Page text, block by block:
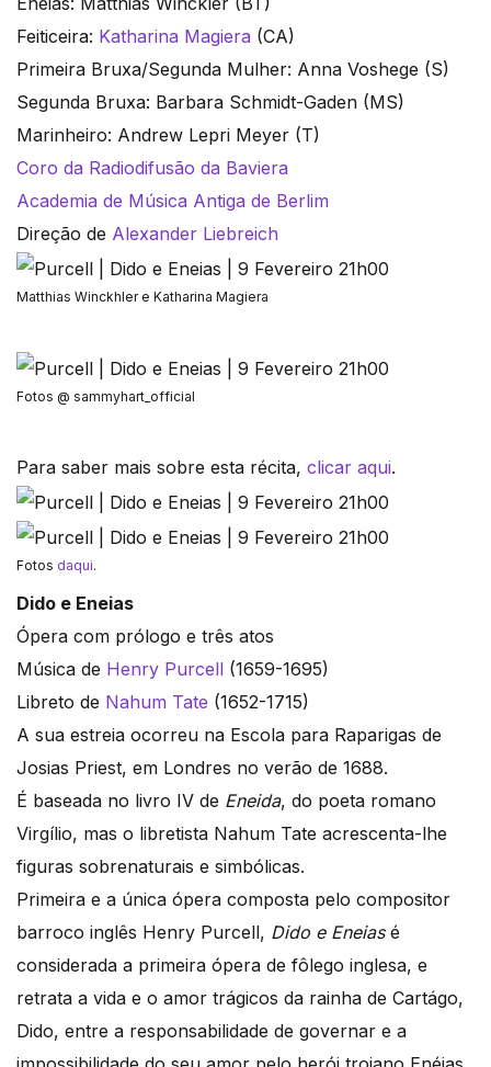
Feiticeira: Katharina Magiera (CA)
Primeira Bruxa/Segunda Mulher: Anna Voshege (S)
Segunda Bruxa: Barbara Schmidt-Gaden (MS)
Marinheiro: Andrew Lepri Meyer (T)
Coro da Radiodifusão da Baviera
Academia de Música Antiga de Berlim
Direção de Alexander Liebreich
Matthias Winckhler e Katharina Magiera
Fotos @ sammyhart_official
Para saber mais sobre esta récita, clicar aqui.
Fotos daqui.
Dido e Eneias
Ópera com prólogo e três atos
Música de Henry Purcell (1659-1695)
Libreto de Nahum Tate (1652-1715)
A sua estreia ocorreu na Escola para Raparigas de
Josias Priest, em Londres no verão de 1688.
É baseada no livro IV de Eneida, do poeta romano
Virgílio, mas o libretista Nahum Tate acrescenta-lhe
figuras sobrenaturais e simbólicas.
Primeira e a única ópera composta pelo compositor
barroco inglês Henry Purcell, Dido e Eneiasé
considerada a primeira ópera de fôlego inglesa, e
retrata a vida e o amor trágicos da rainha de Cartágo,
Dido, entre a responsabilidade de governar e a